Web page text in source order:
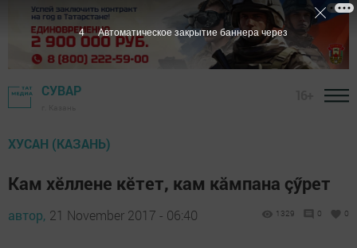
СУВАР
ХУСАН (КАЗАНЬ)
Кам хӗллене кӗтет, кам кăмпана çӳрет
автор, 21 November 2017 - 06:40 1329 0 0
3 Автоматическое закрытие баннера через